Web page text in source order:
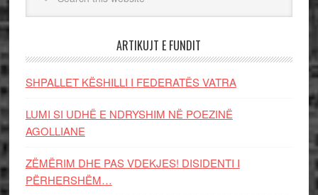
ARTIKUJT E FUNDIT
SHPALLET KËSHILLI I FEDERATËS VATRA
LUMI SI UDHË E NDRYSHIM NË POEZINË
AGOLLIANE
ZËMËRIM DHE PAS VDEKJES! DISIDENTI I
PËRHERSHËM…